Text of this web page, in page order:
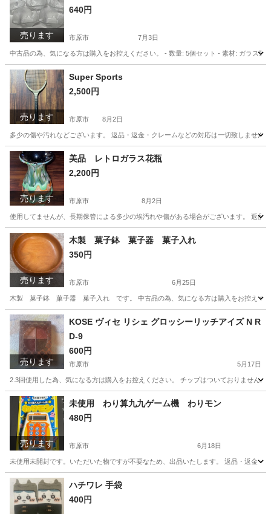
売ります
640円
市原市 7月3日
中古品の為、気になる方は購入をお控えください。 - 数量: 5個セット - 素材: ガラス
千葉 市原市
売ります
Super Sports
2,500円
市原市 8月2日
多少の傷や汚れなどございます。 返品・返金・クレームなどの対応は一切致しませ
千葉 市原市 テニス
売ります
美品 レトロガラス花瓶
2,200円
市原市 8月2日
使用してませんが、長期保管による多少の埃汚れや傷がある場合がございます。 返
千葉 市原市 インテリア雑貨/小物
売ります
木製 菓子鉢 菓子器 菓子入れ
350円
市原市 6月25日
木製 菓子鉢 菓子器 菓子入れ です。 中古品の為、気になる方は購入をお控えく
千葉 市原市 菓子
売ります
KOSE ヴィセ リシェ グロッシーリッチアイズ N R
D-9
600円
市原市 5月17日
2.3回使用した為、気になる方は購入をお控えください。 チップはついておりません
千葉 市原市 化粧品 KOSE
売ります
未使用 わり算九九ゲーム機 わりモン
480円
市原市 6月18日
未使用未開封です。いただいた物ですが不要なため、出品いたします。 返品・返金
千葉 市原市 おもちゃ
ハチワレ 手袋
400円